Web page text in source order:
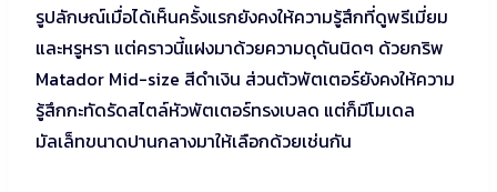
รูปลักษณ์เมื่อได้เห็นครั้งแรกยังคงให้ความรู้สึกที่ดูพรีเมี่ยม
และหรูหรา แต่คราวนี้แฝงมาด้วยความดุดันนิดๆ ด้วยกริพ
Matador Mid-size สีดำเงิน ส่วนตัวพัตเตอร์ยังคงให้ความ
รู้สึกกะทัดรัดสไตล์หัวพัตเตอร์ทรงเบลด แต่ก็มีโมเดล
มัลเล็ทขนาดปานกลางมาให้เลือกด้วยเช่นกัน